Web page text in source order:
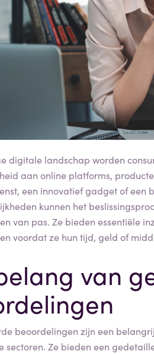
digitale landschap worden
aan online platforms,
een innovatief gadget of
kunnen het
van pas. Ze bieden essentiële
voordat ze hun tijd, geld of
van
beoordelingen zijn een
sectoren. Ze bieden een